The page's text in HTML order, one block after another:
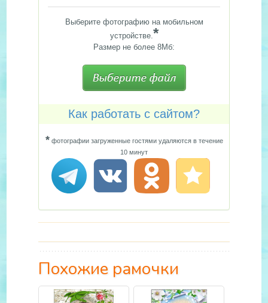
Выберите фотографию на мобильном
устройстве.*
Размер не более 8Мб:
Как работать с сайтом?
*фотографии загруженные гостями удаляются в течение
10 минут
Похожие рамочки